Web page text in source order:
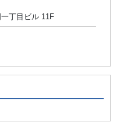
丁目ビル 11F